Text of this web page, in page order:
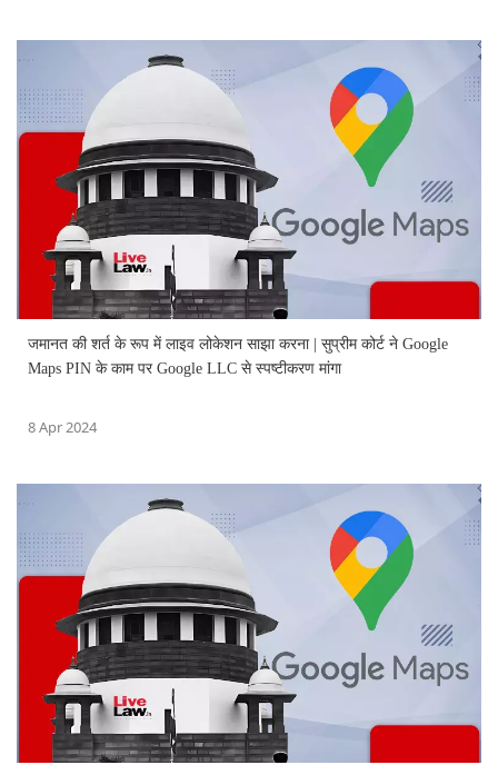
जमानत की शर्त के रूप में लाइव लोकेशन साझा करना | सुप्रीम कोर्ट ने Google
Maps PIN के काम पर Google LLC से स्पष्टीकरण मांगा
8 Apr 2024